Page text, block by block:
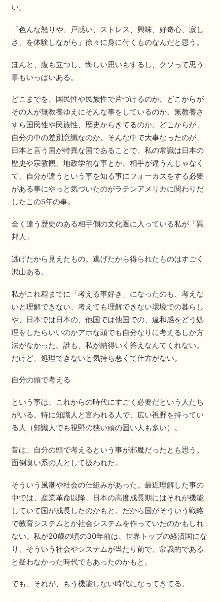
い。
「色んな怒りや、戸惑い、ストレス、興味、好奇心、寂し
さ、を体験しながら」徐々に身に付くものなんだと思う。
ほんと、腹も立つし、悔しい思いもするし、クソって思う
事もいっぱいある。
どこまでを、国民性や民族性で片づけるのか、どこからが
その人が無教養ゆえにそんな事をしているのか、無教養さ
すら国民性や民族性、歴史からきてるのか。どこからが、
自分の中の差別意識なのか。そんな中で大事なったのが、
日本と言う国が特異な国であることで、私の常識は日本の
歴史や宗教観、地政学的な事とか、相手が違うんじゃなく
て、自分が違うという事を知る事にフォーカスをする必要
がある事にやっと気づいたのがラテンアメリカに関わりだ
したこの5年の事。
全く違う歴史のある相手側の文化圏に入っている私が「異
邦人」
逃げたから見えたもの。逃げたから得られたものはすごく
沢山ある。
私がこれ程までに「考える事好き」になったのも、考えな
いと理解できない、考えても理解できない環境での暮らし
や、日本では日本の、他国では他国での、違和感をどう処
理をしたらいいのかアホな頭でも自分なりに考えるしか方
法がなかった。誰も、私が納得いく答えなんてくれない。
だけど、処理できないと気持ち悪くて仕方がない。
自分の頭で考える
という事は、これからの時代にすごく必要だという人たち
がいる。特に知識人と言われる人で、広い視野を持ってい
る人（知識人でも視野の狭い頭の固い人も多い）。
昔は、自分の頭で考えるという事が邪魔だったとも思う。
面倒臭い系の人として扱われた。
そういう風潮や社会の仕組みがあった。最近理解した事の
中では、産業革命以降、日本の高度成長期にはそれが機能
していて国が成長したのかもと。だから国がそういう戦略
で教育システムとか社会システムを作っていたのかもしれ
ない。私が20歳の頃の30年前は、世界トップの経済国にな
り、そういう社会やシステムが当たり前で、常識的である
と疑わなかった時代でもあったのかもと。
でも、それが、もう機能しない時代になってきてる。